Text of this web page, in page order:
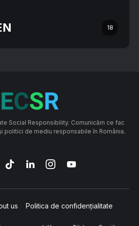
18
Social Responsibility. Comunicăm ce fac
politici de mediu responsabile în România.
us Politica de confidențialitate